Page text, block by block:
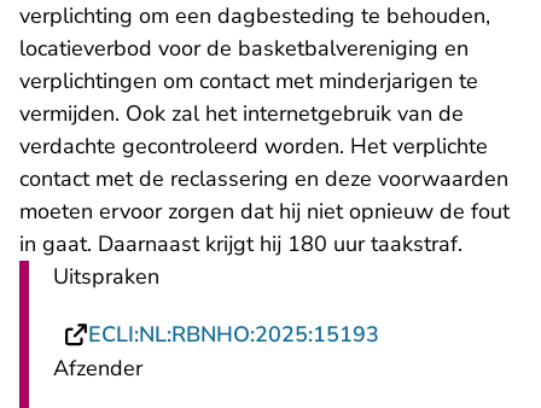
verplichting om een dagbesteding te behouden,
locatieverbod voor de basketbalvereniging en
verplichtingen om contact met minderjarigen te
vermijden. Ook zal het internetgebruik van de
verdachte gecontroleerd worden. Het verplichte
contact met de reclassering en deze voorwaarden
moeten ervoor zorgen dat hij niet opnieuw de fout
in gaat. Daarnaast krijgt hij 180 uur taakstraf.
Uitspraken
ECLI:NL:RBNHO:2025:15193
Afzender